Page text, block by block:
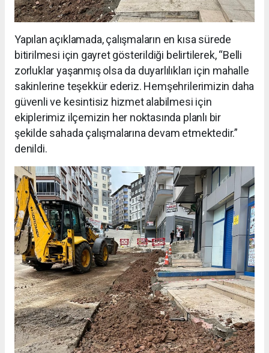
Yapılan açıklamada, çalışmaların en kısa sürede
bitirilmesi için gayret gösterildiği belirtilerek, “Belli
zorluklar yaşanmış olsa da duyarlılıkları için mahalle
sakinlerine teşekkür ederiz. Hemşehrilerimizin daha
güvenli ve kesintisiz hizmet alabilmesi için
ekiplerimiz ilçemizin her noktasında planlı bir
şekilde sahada çalışmalarına devam etmektedir.”
denildi.